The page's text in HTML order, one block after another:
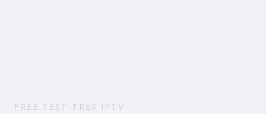
FREE TEST TREX IPTV